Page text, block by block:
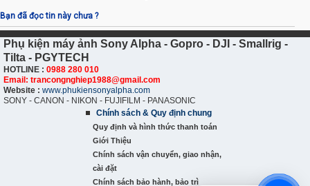
Bạn đã đọc tin này chưa ?
Phụ kiện máy ảnh Sony Alpha - Gopro - DJI - Smallrig -
Tilta - PGYTECH
HOTLINE : 0988 280 010
Email: trancongnghiep1988@gmail.com
Website : www.phukiensonyalpha.com
SONY - CANON - NIKON - FUJIFILM - PANASONIC
Chính sách & Quy định chung
Quy định và hình thức thanh toán
Giới Thiệu
Chính sách vận chuyển, giao nhận,
cài đặt
Chính sách bảo hành, bảo trì